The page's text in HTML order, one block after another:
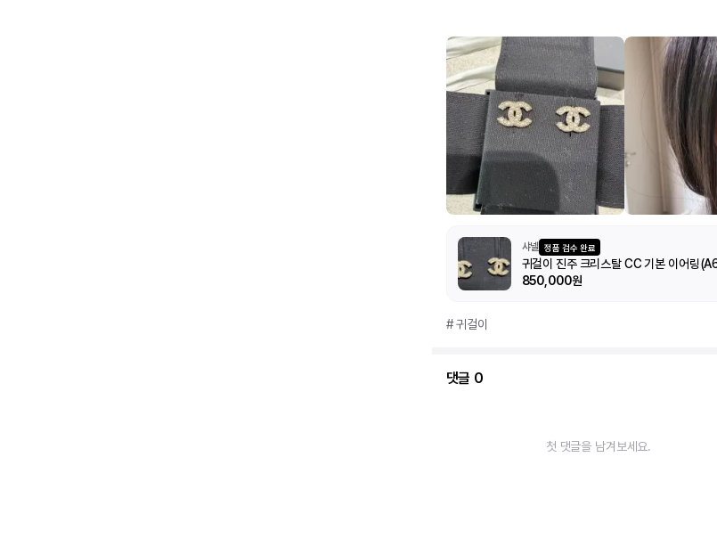
샤넬 정품 검수 완료
귀걸이 진주 크리스탈 CC 기본 이어링
850,000원
# 귀걸이
댓글 0
첫 댓글을 남겨보세요.